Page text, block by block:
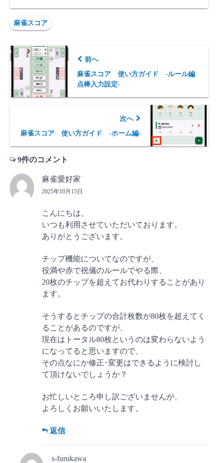
麻雀スコア
前へ
麻雀スコア 使い方ガイド -ルール編
点棒入力設定-
次へ
麻雀スコア 使い方ガイド -ホーム編-
9件のコメント
麻雀愛好家
2025年10月15日
こんにちは。
いつも利用させていただいております。
ありがとうございます。
チップ機能についてなのですが、
役満や赤で祝儀のルールでやる際、
20枚のチップを超えてお代わりすることがあり
ます。
そうするとチップの合計枚数が80枚を超えてく
ることがあるのですが、
現在はトータル80枚というのは変わらないよう
になってると思いますので、
その点なにか修正･変更はできるように検討し
て頂けないでしょうか？
お忙しいところ申し訳ございませんが、
よろしくお願いいたします。
返信
s-furukawa